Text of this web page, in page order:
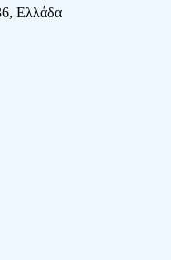
Ελλάδα